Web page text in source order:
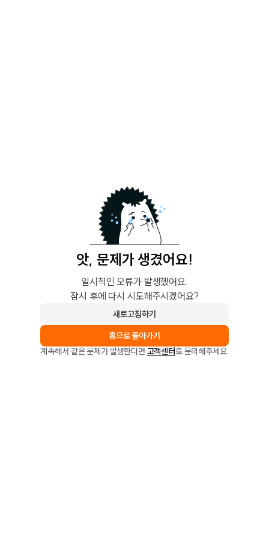
앗, 문제가 생겼어요!
일시적인 오류가 발생했어요.
잠시 후에 다시 시도해주시겠어요?
새로고침하기
홈으로 돌아가기
계속해서 같은 문제가 발생한다면 고객센터로 문의해주세요.